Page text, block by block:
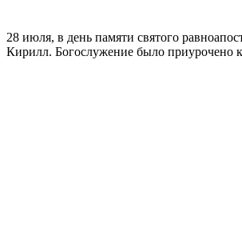
28 июля, в день памяти святого
Кирилл. Богослужение было приурочено